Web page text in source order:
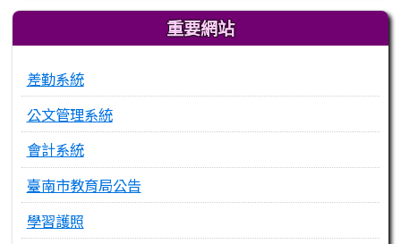
重要網站
差勤系統
公文管理系統
會計系統
臺南市教育局公告
學習護照